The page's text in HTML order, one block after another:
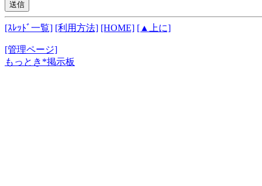
[ｽﾚｯﾄﾞ一覧] [利用方法] [HOME] [▲上に]
[管理ページ]
もっとき*掲示板